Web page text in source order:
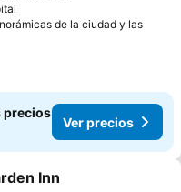
de la ciudad y las
precios
Ver precios
a favoritos
Inn